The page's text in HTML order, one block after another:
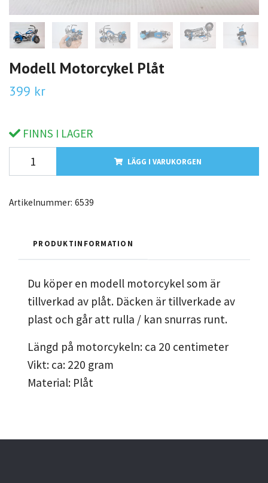
Modell Motorcykel Plåt
399 kr
FINNS I LAGER
LÄGG I VARUKORGEN
Artikelnummer: 6539
PRODUKTINFORMATION
Du köper en modell motorcykel som är
tillverkad av plåt. Däcken är tillverkade av
plast och går att rulla / kan snurras runt.
Längd på motorcykeln: ca 20 centimeter
Vikt: ca: 220 gram
Material: Plåt